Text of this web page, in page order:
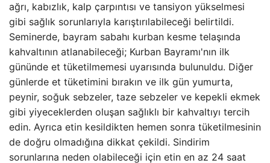
ağrı, kabızlık, kalp çarpıntısı ve tansiyon yükselmesi
gibi sağlık sorunlarıyla karıştırılabileceği belirtildi.
Seminerde, bayram sabahı kurban kesme telaşında
kahvaltının atlanabileceği; Kurban Bayramı'nın ilk
gününde et tüketilmemesi uyarısında bulunuldu. Diğer
günlerde et tüketimini bırakın ve ilk gün yumurta,
peynir, soğuk sebzeler, taze sebzeler ve kepekli ekmek
gibi yiyeceklerden oluşan sağlıklı bir kahvaltıyı tercih
edin. Ayrıca etin kesildikten hemen sonra tüketilmesinin
de doğru olmadığına dikkat çekildi. Sindirim
sorunlarına neden olabileceği için etin en az 24 saat